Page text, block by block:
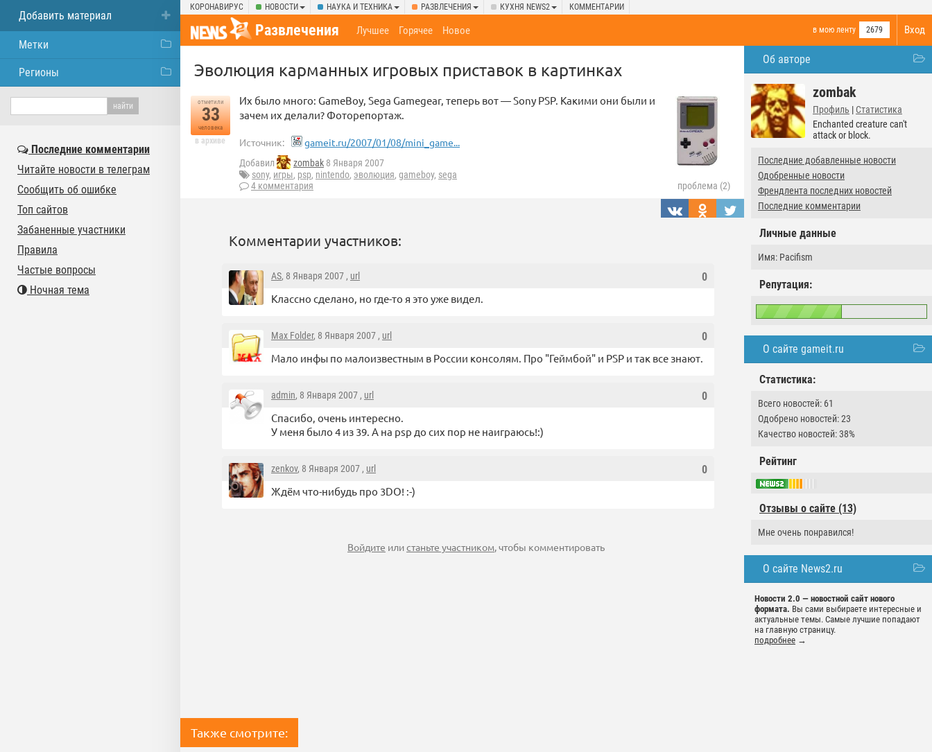
КОРОНАВИРУС НОВОСТИ НАУКА И ТЕХНИКА РАЗВЛЕЧЕНИЯ КУХНЯ NEWS2 КОММЕНТАРИИ
Вход
Развлечения в мою ленту 2679
Лучшее Горячее Новое
Об авторе
zombak
Профиль | Статистика
Enchanted creature can't
attack or block.
Последние добавленные новости
Одобренные новости
Френдлента последних новостей
Последние комментарии
Личные данные
Имя: Pacifism
Репутация:
О сайте gameit.ru
Статистика:
Всего новостей: 61
Одобрено новостей: 23
Качество новостей: 38%
Рейтинг
Отзывы о сайте (13)
Мне очень понравился!
О сайте News2.ru
Новости 2.0 — новостной сайт нового
формата. Вы сами выбираете интересные и
актуальные темы. Самые лучшие попадают
на главную страницу.
подробнее →
Эволюция карманных игровых приставок в картинках
отметили
33
человека
в архиве
Их было много: GameBoy, Sega Gamegear, теперь вот — Sony PSP. Какими они были и
зачем их делали? Фоторепортаж.
Источник: gameit.ru/2007/01/08/mini_game...
Добавил zombak 8 Января 2007
sony, игры, psp, nintendo, эволюция, gameboy, sega
4 комментария
проблема (2)
Комментарии участников:
0
AS, 8 Января 2007 , url
Классно сделано, но где-то я это уже видел.
0
Max Folder, 8 Января 2007 , url
Мало инфы по малоизвестным в России консолям. Про "Геймбой" и PSP и так все знают.
0
admin, 8 Января 2007 , url
Спасибо, очень интересно.
У меня было 4 из 39. А на psp до сих пор не наиграюсь!:)
0
zenkov, 8 Января 2007 , url
Ждём что-нибудь про 3DO! :-)
Войдите илистаньте участником, чтобы комментировать
Также смотрите:
Добавить материал
Метки
Регионы
Последние комментарии
Читайте новости в телеграм
Сообщить об ошибке
Топ сайтов
Забаненные участники
Правила
Частые вопросы
Ночная тема